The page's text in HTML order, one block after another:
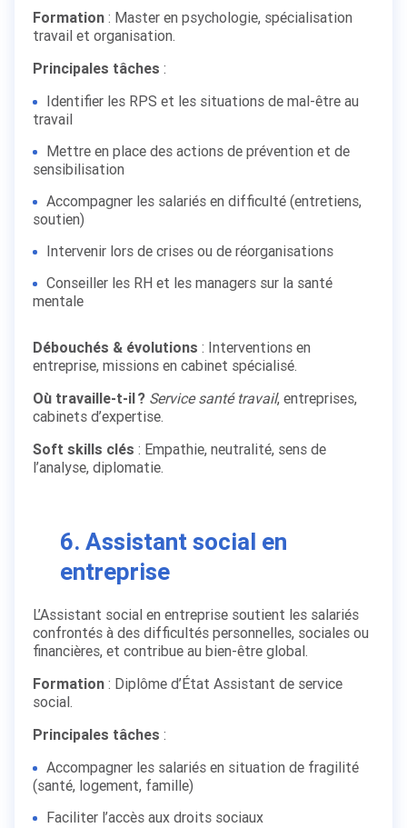
Formation : Master en psychologie, spécialisation
travail et organisation.
Principales tâches :
Identifier les RPS et les situations de mal-être au
travail
Mettre en place des actions de prévention et de
sensibilisation
Accompagner les salariés en difficulté (entretiens,
soutien)
Intervenir lors de crises ou de réorganisations
Conseiller les RH et les managers sur la santé
mentale
Débouchés & évolutions : Interventions en
entreprise, missions en cabinet spécialisé.
Où travaille-t-il ? Service santé travail, entreprises,
cabinets d’expertise.
Soft skills clés : Empathie, neutralité, sens de
l’analyse, diplomatie.
6. Assistant social en
entreprise
L’Assistant social en entreprise soutient les salariés
confrontés à des difficultés personnelles, sociales ou
financières, et contribue au bien-être global.
Formation : Diplôme d’État Assistant de service
social.
Principales tâches :
Accompagner les salariés en situation de fragilité
(santé, logement, famille)
Faciliter l’accès aux droits sociaux